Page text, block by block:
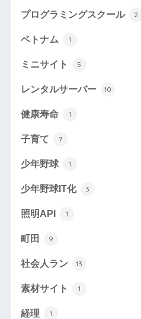
プログラミングスクール 2
ベトナム 1
ミニサイト 5
レンタルサーバー 10
健康寿命 1
子育て 7
少年野球 1
少年野球IT化 3
照明API 1
町田 9
社会人ラン 13
素材サイト 1
経理 1